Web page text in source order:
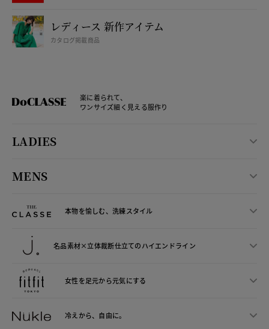
レディース 新作アイテム
カタログ掲載商品
楽に着られて、
ワンサイズ細く見える服作り
LADIES
MENS
本物を愉しむ、洗練スタイル
名品素材×立体裁断仕立てのハイエンドライン
女性を足元から元気にする
冷えから、 自由に。